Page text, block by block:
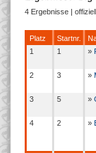
4 Ergebnisse |
Platz Startnr.
1
1 »
2 3 »
3 5 »
4 2 »